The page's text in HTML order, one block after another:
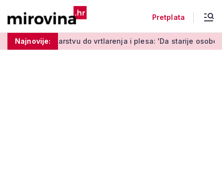
Pretplata
Najnovije:
do vrtlarenja i plesa: 'Da starije osobe ne ostavimo same'